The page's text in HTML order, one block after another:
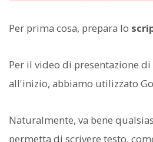
Per prima cosa, prepara lo
Per il video di presentazione di
all'inizio, abbiamo utilizzato
Naturalmente, va bene
permetta di scrivere testo,